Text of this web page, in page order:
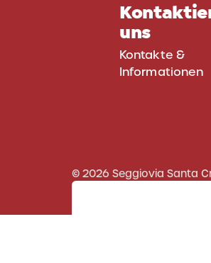
uns
Kontakte &
Informationen
© 2026 Seggiovia Santa